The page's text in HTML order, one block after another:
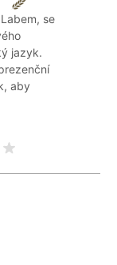
se
jazyk.
aby